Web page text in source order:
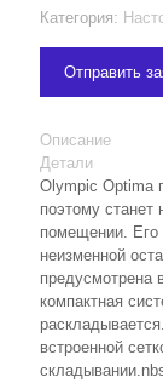
Категория:
Отправить
Описание
Детали
Olympic Optima
поэтому
помещении. Его
неизменной
предусмотрена
компактная
встроенной